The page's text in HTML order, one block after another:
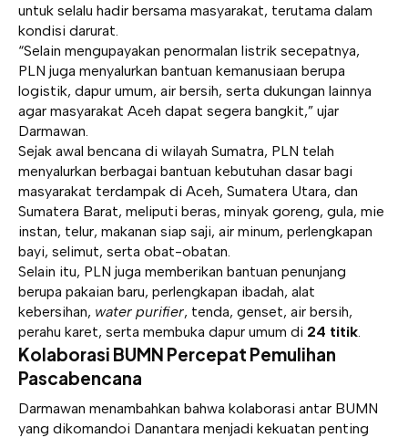
untuk selalu hadir bersama masyarakat, terutama dalam
kondisi darurat.
“Selain mengupayakan penormalan listrik secepatnya,
PLN juga menyalurkan bantuan kemanusiaan berupa
logistik, dapur umum, air bersih, serta dukungan lainnya
agar masyarakat Aceh dapat segera bangkit,” ujar
Darmawan.
Sejak awal bencana di wilayah Sumatra, PLN telah
menyalurkan berbagai bantuan kebutuhan dasar bagi
masyarakat terdampak di Aceh, Sumatera Utara, dan
Sumatera Barat, meliputi beras, minyak goreng, gula, mie
instan, telur, makanan siap saji, air minum, perlengkapan
bayi, selimut, serta obat-obatan.
Selain itu, PLN juga memberikan bantuan penunjang
berupa pakaian baru, perlengkapan ibadah, alat
kebersihan, water purifier, tenda, genset, air bersih,
perahu karet, serta membuka dapur umum di 24 titik.
Kolaborasi BUMN Percepat Pemulihan
Pascabencana
Darmawan menambahkan bahwa kolaborasi antar BUMN
yang dikomandoi Danantara menjadi kekuatan penting